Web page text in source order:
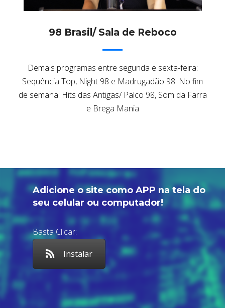
98 Brasil/ Sala de Reboco
Demais programas entre segunda e sexta-feira:
Sequência Top, Night 98 e Madrugadão 98. No fim
de semana: Hits das Antigas/ Palco 98, Som da Farra
e Brega Mania
Adicione o site como APP na tela do
seu celular ou computador!
Basta Clicar:
Instalar